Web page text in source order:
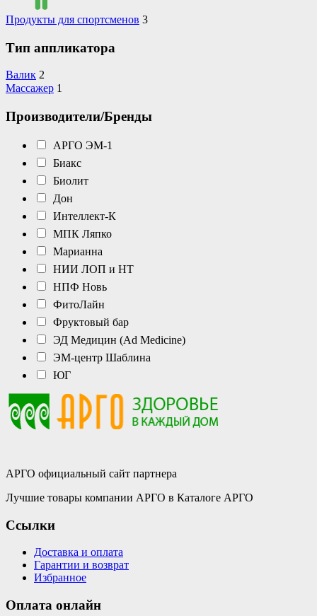
Продукты для спортсменов 3
Тип аппликатора
Валик 2
Массажер 1
Производители/Бренды
АРГО ЭМ-1
Биакс
Биолит
Дон
Интеллект-К
МПК Ляпко
Марианна
НИИ ЛОП и НТ
НПФ Новь
ФитоЛайн
Фруктовый бар
ЭД Медицин (Ad Medicine)
ЭМ-центр Шаблина
ЮГ
АРГО официальный сайт партнера
Лучшие товары компании АРГО в Каталоге АРГО
Ссылки
Доставка и оплата
Гарантии и возврат
Избранное
Оплата онлайн